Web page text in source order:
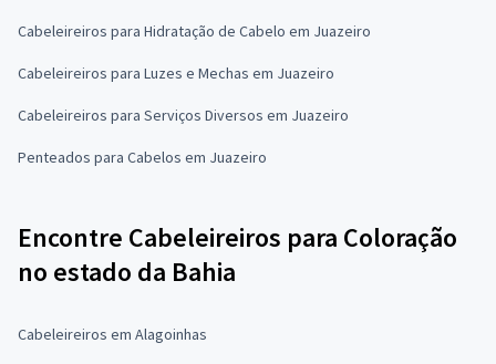
Cabeleireiros para Hidratação de Cabelo em Juazeiro
Cabeleireiros para Luzes e Mechas em Juazeiro
Cabeleireiros para Serviços Diversos em Juazeiro
Penteados para Cabelos em Juazeiro
Encontre Cabeleireiros para Coloração
no estado da Bahia
Cabeleireiros em Alagoinhas